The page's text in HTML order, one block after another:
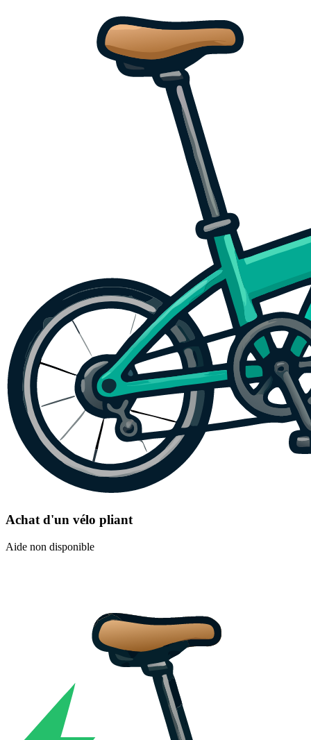
Achat d'un vélo pliant
Aide non disponible